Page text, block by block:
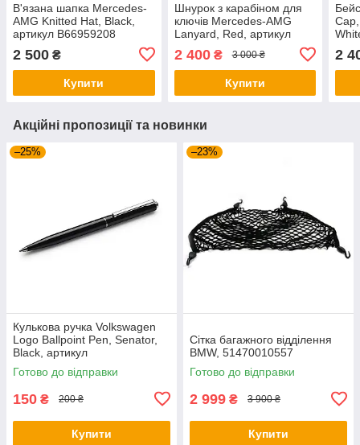
В'язана шапка Mercedes-
AMG Knitted Hat, Black,
артикул B66959208
2 500 ₴
Купити
Шнурок з карабіном для
ключів Mercedes-AMG
Lanyard, Red, артикул
2 400₴ 3 000 ₴
Купити
2
Акційні пропозиції та новинки
–25%
Кулькова ручка Volkswagen
Logo Ballpoint Pen, Senator,
Black, артикул
000087703ME041
Готово до відправки
150 ₴ 200 ₴
Купити
–23%
Сітка багажного відділення
BMW, 51470010557
Готово до відправки
2 999 ₴ 3 900 ₴
Купити